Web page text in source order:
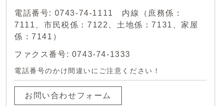
電話番号: 0743-74-1111 内線（庶務係：
7111、市民税係：7122、土地係：7131、家屋
係：7141）
ファクス番号: 0743-74-1333
電話番号のかけ間違いにご注意ください！
お問い合わせフォーム